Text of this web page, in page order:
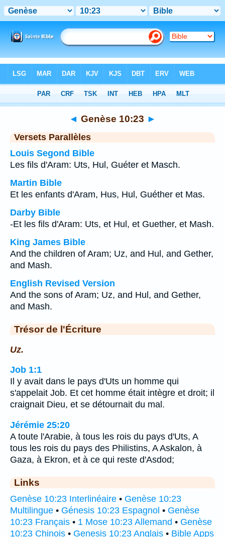
Chapitre 10 > Verset 23
◄ Genèse 10:23 ►
Versets Parallèles
Louis Segond Bible
Les fils d'Aram: Uts, Hul, Guéter et Masch.
Martin Bible
Et les enfants d'Aram, Hus, Hul, Guéther et Mas.
Darby Bible
-Et les fils d'Aram: Uts, et Hul, et Guether, et Mash.
King James Bible
And the children of Aram; Uz, and Hul, and Gether,
and Mash.
English Revised Version
And the sons of Aram; Uz, and Hul, and Gether,
and Mash.
Trésor de l'Écriture
Uz.
Job 1:1
Il y avait dans le pays d'Uts un homme qui
s'appelait Job. Et cet homme était intègre et droit; il
craignait Dieu, et se détournait du mal.
Jérémie 25:20
A toute l'Arabie, à tous les rois du pays d'Uts, A
tous les rois du pays des Philistins, A Askalon, à
Gaza, à Ekron, et à ce qui reste d'Asdod;
Links
Genèse 10:23 Interlinéaire • Genèse 10:23
Multilingue • Génesis 10:23 Espagnol • Genèse
10:23 Français • 1 Mose 10:23 Allemand • Genèse
10:23 Chinois • Genesis 10:23 Anglais • Bible Apps